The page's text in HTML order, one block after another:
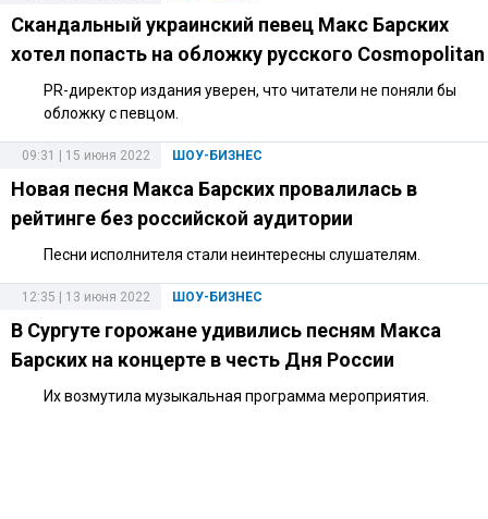
Скандальный украинский певец Макс Барских
хотел попасть на обложку русского Cosmopolitan
PR-директор издания уверен, что читатели не поняли бы
обложку с певцом.
ШОУ-БИЗНЕС
09:31 | 15 июня 2022
Новая песня Макса Барских провалилась в
рейтинге без российской аудитории
Песни исполнителя стали неинтересны слушателям.
ШОУ-БИЗНЕС
12:35 | 13 июня 2022
В Сургуте горожане удивились песням Макса
Барских на концерте в честь Дня России
Их возмутила музыкальная программа мероприятия.